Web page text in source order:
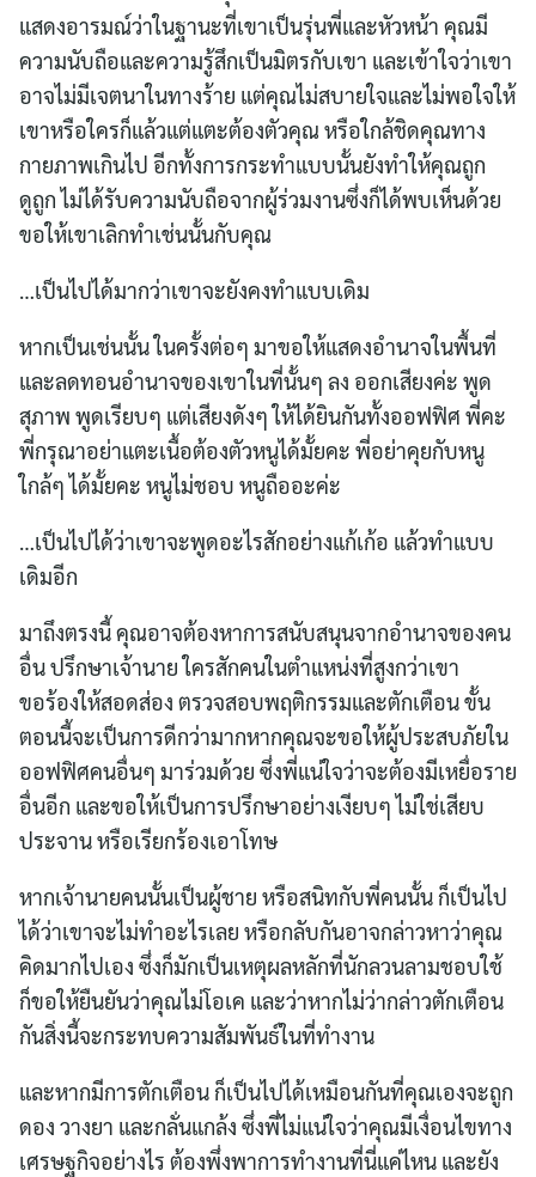
Search
for:
แสดงอารมณ์ว่าในฐานะที่เขาเป็นรุ่นพี่และหัวหน้า คุณมี
ความนับถือและความรู้สึกเป็นมิตรกับเขา และเข้าใจว่าเขา
อาจไม่มีเจตนาในทางร้าย แต่คุณไม่สบายใจและไม่พอใจให้
เขาหรือใครก็แล้วแต่แตะต้องตัวคุณ หรือใกล้ชิดคุณทาง
กายภาพเกินไป อีกทั้งการกระทำแบบนั้นยังทำให้คุณถูก
ดูถูก ไม่ได้รับความนับถือจากผู้ร่วมงานซึ่งก็ได้พบเห็นด้วย
ขอให้เขาเลิกทำเช่นนั้นกับคุณ
…เป็นไปได้มากว่าเขาจะยังคงทำแบบเดิม
หากเป็นเช่นนั้น ในครั้งต่อๆ มาขอให้แสดงอำนาจในพื้นที่
และลดทอนอำนาจของเขาในที่นั้นๆ ลง ออกเสียงค่ะ พูด
สุภาพ พูดเรียบๆ แต่เสียงดังๆ ให้ได้ยินกันทั้งออฟฟิศ พี่คะ
พี่กรุณาอย่าแตะเนื้อต้องตัวหนูได้มั้ยคะ พี่อย่าคุยกับหนู
ใกล้ๆ ได้มั้ยคะ หนูไม่ชอบ หนูถืออะค่ะ
…เป็นไปได้ว่าเขาจะพูดอะไรสักอย่างแก้เก้อ แล้วทำแบบ
เดิมอีก
มาถึงตรงนี้ คุณอาจต้องหาการสนับสนุนจากอำนาจของคน
อื่น ปรึกษาเจ้านาย ใครสักคนในตำแหน่งที่สูงกว่าเขา
ขอร้องให้สอดส่อง ตรวจสอบพฤติกรรมและตักเตือน ขั้น
ตอนนี้จะเป็นการดีกว่ามากหากคุณจะขอให้ผู้ประสบภัยใน
ออฟฟิศคนอื่นๆ มาร่วมด้วย ซึ่งพี่แน่ใจว่าจะต้องมีเหยื่อราย
อื่นอีก และขอให้เป็นการปรึกษาอย่างเงียบๆ ไม่ใช่เสียบ
ประจาน หรือเรียกร้องเอาโทษ
หากเจ้านายคนนั้นเป็นผู้ชาย หรือสนิทกับพี่คนนั้น ก็เป็นไป
ได้ว่าเขาจะไม่ทำอะไรเลย หรือกลับกันอาจกล่าวหาว่าคุณ
คิดมากไปเอง ซึ่งก็มักเป็นเหตุผลหลักที่นักลวนลามชอบใช้
ก็ขอให้ยืนยันว่าคุณไม่โอเค และว่าหากไม่ว่ากล่าวตักเตือน
กันสิ่งนี้จะกระทบความสัมพันธ์ในที่ทำงาน
และหากมีการตักเตือน ก็เป็นไปได้เหมือนกันที่คุณเองจะถูก
ดอง วางยา และกลั่นแกล้ง ซึ่งพี่ไม่แน่ใจว่าคุณมีเงื่อนไขทาง
เศรษฐกิจอย่างไร ต้องพึ่งพาการทำงานที่นี่แค่ไหน และยัง